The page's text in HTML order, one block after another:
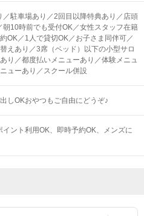
／駐車場あり／2回目以降特典あり／店頭
朝10時前でも受付OK／女性スタッフ在籍
OK／1人で貸切OK／お子さま同伴可／
えあり／3席（ベッド）以下の小型サロ
り／都度払いメニューあり／体験メニュ
ューあり／スクール併設
しOKおやつもご自由にどうぞ♪
イント利用OK 即時予約OK
メンズに